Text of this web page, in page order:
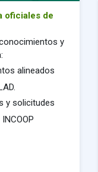
oficiales de
y
alineados
y solicitudes